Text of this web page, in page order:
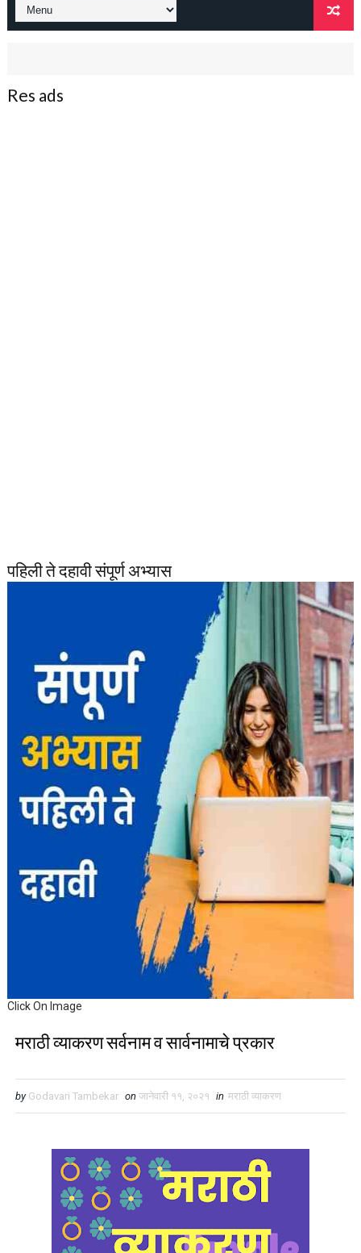
Res ads
पहिली ते दहावी संपूर्ण अभ्यास
Click On Image
मराठी व्याकरण सर्वनाम व सार्वनामाचे प्रकार
by Godavari Tambekar on जानेवारी ११, २०२१ in मराठी व्याकरण